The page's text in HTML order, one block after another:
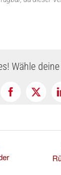
Wähle
Facebook
X